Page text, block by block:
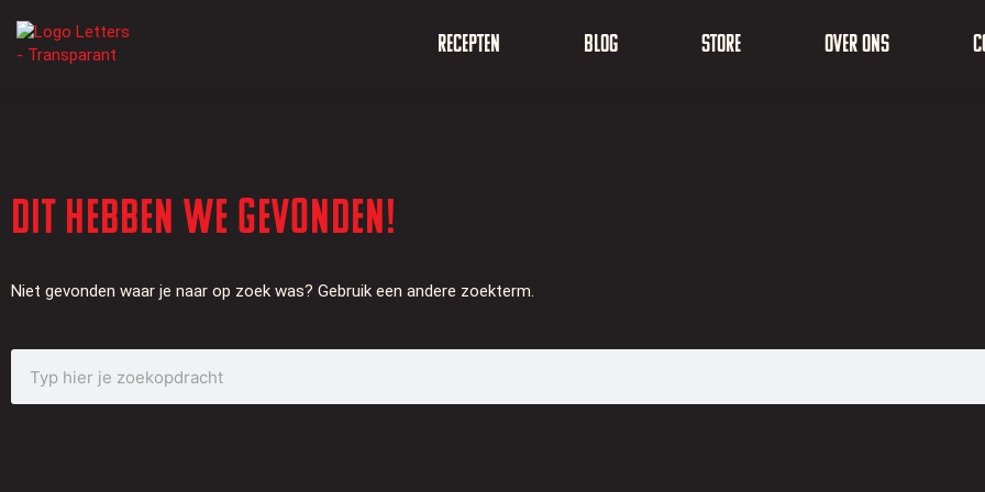
Recepten Blog Store Over ons
Dit hebben we gevonden!
Niet gevonden waar je naar op zoek was? Gebruik een andere zoekterm.